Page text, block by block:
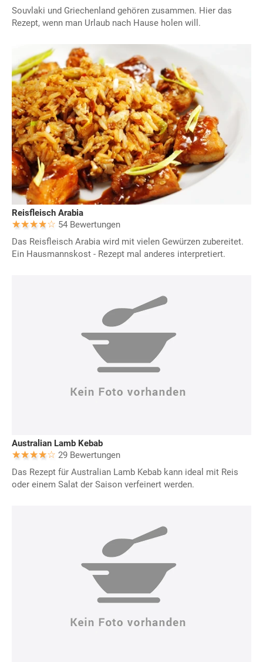
Souvlaki und Griechenland gehören zusammen. Hier das
Rezept, wenn man Urlaub nach Hause holen will.
Reisfleisch Arabia
54 Bewertungen
Das Reisfleisch Arabia wird mit vielen Gewürzen zubereitet.
Ein Hausmannskost - Rezept mal anderes interpretiert.
Australian Lamb Kebab
29 Bewertungen
Das Rezept für Australian Lamb Kebab kann ideal mit Reis
oder einem Salat der Saison verfeinert werden.